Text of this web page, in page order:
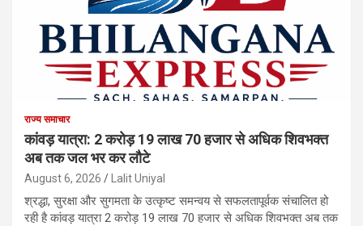
राज्य समाचार
कांवड़ यात्रा: 2 करोड़ 19 लाख 70 हजार से अधिक शिवभक्त
अब तक जल भर कर लौटे
August 6, 2026 Lalit Uniyal
श्रद्धा, सुरक्षा और सुगमता के उत्कृष्ट समन्वय से सफलतापूर्वक संचालित हो
रही है कांवड़ यात्रा 2 करोड़ 19 लाख 70 हजार से अधिक शिवभक्त अब तक